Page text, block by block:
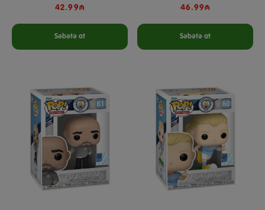
42.99₼
Səbətə at
46.99₼
Səbətə at